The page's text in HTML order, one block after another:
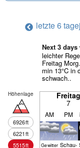
letzte 6 tage
Next 3
leichter
Freitag
min 13°C in
schwach..
Höhenlage
6926ft
6221ft
5515ft
Freitag
7
AM PM
Gewitter Schau­